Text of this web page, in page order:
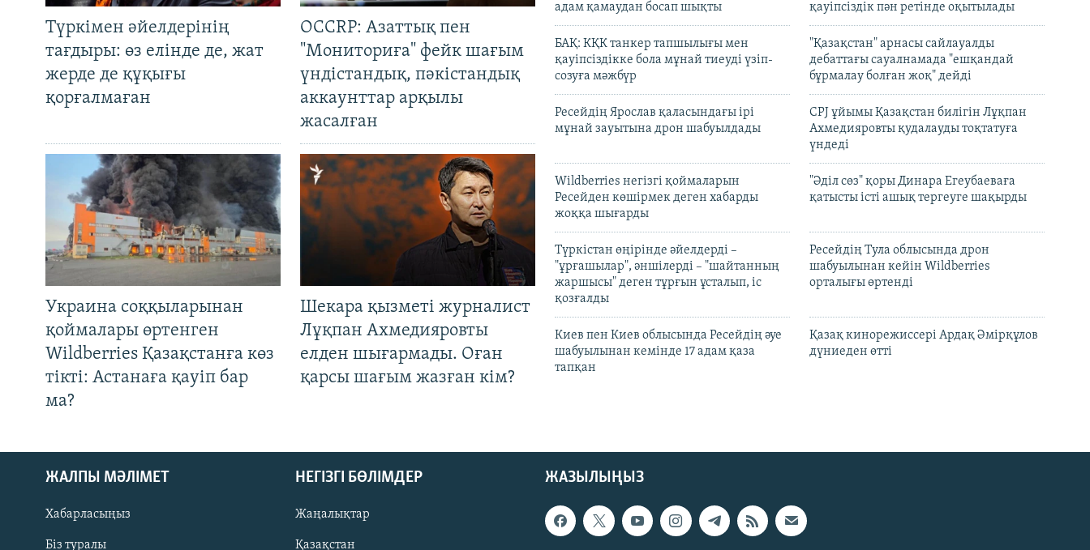
Түркімен әйелдерінің
тағдыры: өз елінде де, жат
жерде де құқығы
қорғалмаған
OCCRP: Азаттық пен
"Мониториға" фейк шағым
үндістандық, пәкістандық
аккаунттар арқылы
жасалған
Украина соққыларынан
қоймалары өртенген
Wildberries Қазақстанға көз
тікті: Астанаға қауіп бар
ма?
Шекара қызметі журналист
Лұқпан Ахмедияровты
елден шығармады. Оған
қарсы шағым жазған кім?
адам қамаудан босап шықты
қауіпсіздік пән ретінде оқытылады
БАҚ: КҚК танкер тапшылығы мен
қауіпсіздікке бола мұнай тиеуді үзіп-
созуға мәжбүр
"Қазақстан" арнасы сайлауалды
дебаттағы сауалнамада "ешқандай
бұрмалау болған жоқ" дейді
Ресейдің Ярослав қаласындағы ірі
мұнай зауытына дрон шабуылдады
CPJ ұйымы Қазақстан билігін Лұқпан
Ахмедияровты қудалауды тоқтатуға
үндеді
Wildberries негізгі қоймаларын
Ресейден көшірмек деген хабарды
жоққа шығарды
"Әділ сөз" қоры Динара Егеубаеваға
қатысты істі ашық тергеуге шақырды
Түркістан өңірінде әйелдерді –
"ұрғашылар", әншілерді – "шайтанның
жаршысы" деген тұрғын ұсталып, іс
қозғалды
Ресейдің Тула облысында дрон
шабуылынан кейін Wildberries
орталығы өртенді
Киев пен Киев облысында Ресейдің әуе
шабуылынан кемінде 17 адам қаза
тапқан
Қазақ кинорежиссері Ардақ Әмірқұлов
дүниеден өтті
ЖАЗЫЛЫҢЫЗ
ЖАЛПЫ МӘЛІМЕТ
Хабарласыңыз
Біз туралы
НЕГІЗГІ БӨЛІМДЕР
Жаңалықтар
Қазақстан